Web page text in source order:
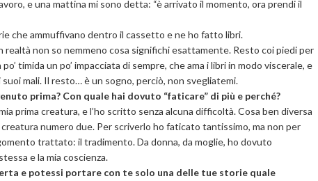
e una mattina mi sono detta: “è arrivato il momento, ora prendi il
che ammuffivano dentro il cassetto e ne ho fatto libri.
non so nemmeno cosa significhi esattamente. Resto coi piedi per
timida un po’ impacciata di sempre, che ama i libri in modo viscerale, e
mali. Il resto… è un sogno, perciò, non svegliatemi.
prima? Con quale hai dovuto “faticare” di più e perché?
prima creatura, e l’ho scritto senza alcuna difficoltà. Cosa ben diversa
creatura numero due. Per scriverlo ho faticato tantissimo, ma non per
trattato: il tradimento. Da donna, da moglie, ho dovuto
e la mia coscienza.
e potessi portare con te solo una delle tue storie quale